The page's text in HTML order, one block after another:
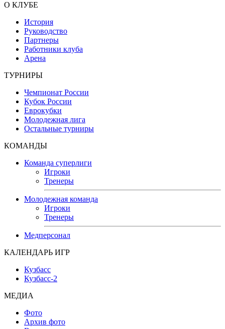
О КЛУБЕ
История
Руководство
Партнеры
Работники клуба
Арена
ТУРНИРЫ
Чемпионат России
Кубок России
Еврокубки
Молодежная лига
Остальные турниры
КОМАНДЫ
Команда суперлиги
Игроки
Тренеры
Молодежная команда
Игроки
Тренеры
Медперсонал
КАЛЕНДАРЬ ИГР
Кузбасс
Кузбасс-2
МЕДИА
Фото
Архив фото